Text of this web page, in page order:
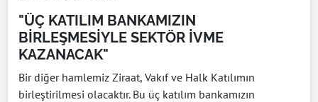
"ÜÇ KATILIM BANKAMIZIN
BİRLEŞMESİYLE SEKTÖR İVME
KAZANACAK"
Bir diğer hamlemiz Ziraat, Vakıf ve Halk Katılımın
birleştirilmesi olacaktır. Bu üç katılım bankamızın